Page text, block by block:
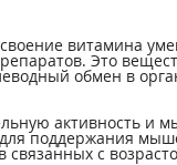
витамина
Это
обмен в
активность и
поддержания
с